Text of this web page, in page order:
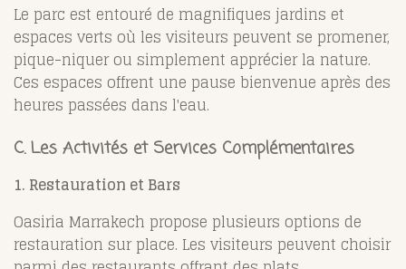
Le parc est entouré de magnifiques jardins et
espaces verts où les visiteurs peuvent se promener,
pique-niquer ou simplement apprécier la nature.
Ces espaces offrent une pause bienvenue après des
heures passées dans l'eau.
C. Les Activités et Services Complémentaires
1. Restauration et Bars
Oasiria Marrakech propose plusieurs options de
restauration sur place. Les visiteurs peuvent choisir